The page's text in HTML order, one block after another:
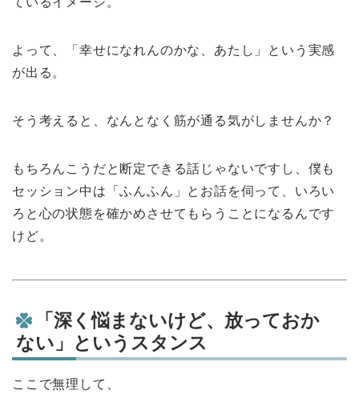
よって、「幸せになれんのかな、あたし」という実感
が出る。
そう考えると、なんとなく筋が通る気がしませんか？
もちろんこうだと断定できる話じゃないですし、僕も
セッション中は「ふんふん」とお話を伺って、いろい
ろと心の状態を確かめさせてもらうことになるんです
けど。
「深く悩まないけど、放っておか
ない」というスタンス
ここで無理して、